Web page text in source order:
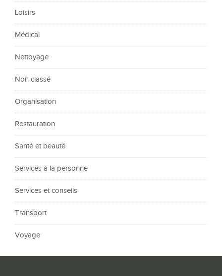
Loisirs
Médical
Nettoyage
Non classé
Organisation
Restauration
Santé et beauté
Services à la personne
Services et conseils
Transport
Voyage